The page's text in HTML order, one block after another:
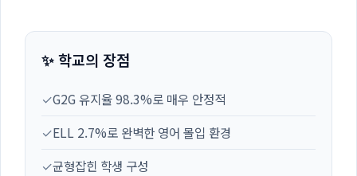
✨ 학교의 장점
✓G2G 유지율 98.3%로 매우 안정적
✓ELL 2.7%로 완벽한 영어 몰입 환경
✓균형잡힌 학생 구성